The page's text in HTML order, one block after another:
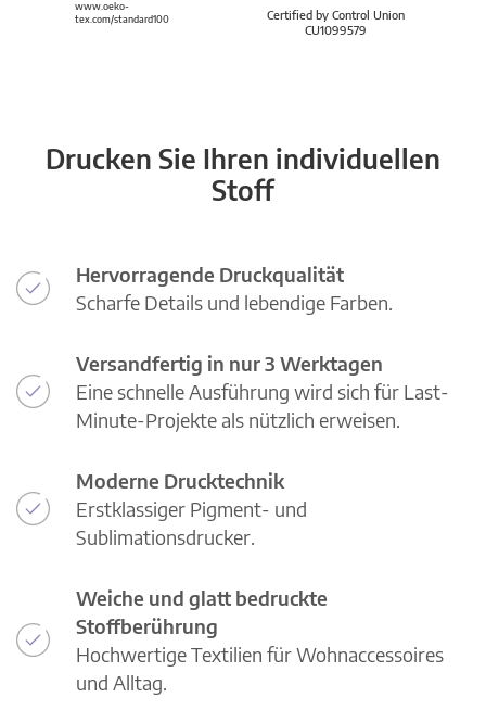
Certified by Control Union
CU1099579
www.oeko-
tex.com/standard100
Drucken Sie Ihren individuellen
Stoff
Hervorragende Druckqualität
Scharfe Details und lebendige Farben.
Versandfertig in nur 3 Werktagen
Eine schnelle Ausführung wird sich für Last-
Minute-Projekte als nützlich erweisen.
Moderne Drucktechnik
Erstklassiger Pigment- und
Sublimationsdrucker.
Weiche und glatt bedruckte
Stoffberührung
Hochwertige Textilien für Wohnaccessoires
und Alltag.